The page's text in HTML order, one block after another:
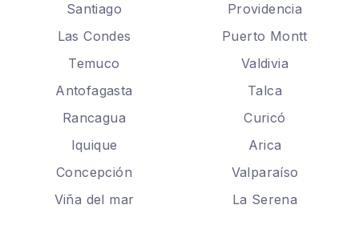
Santiago
Providencia
Las Condes
Puerto Montt
Temuco
Valdivia
Antofagasta
Talca
Rancagua
Curicó
Iquique
Arica
Concepción
Valparaíso
Viña del mar
La Serena